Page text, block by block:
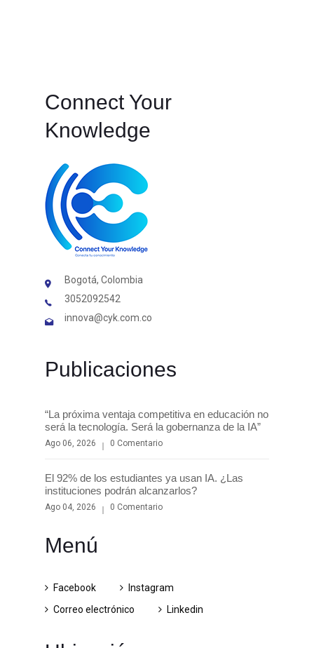
Connect Your
Knowledge
Bogotá, Colombia
3052092542
innova@cyk.com.co
Publicaciones
“La próxima ventaja competitiva en educación no
será la tecnología. Será la gobernanza de la IA”
Ago 06, 2026 0 Comentario
El 92% de los estudiantes ya usan IA. ¿Las
instituciones podrán alcanzarlos?
Ago 04, 2026 0 Comentario
Menú
Facebook
Instagram
Correo electrónico
Linkedin